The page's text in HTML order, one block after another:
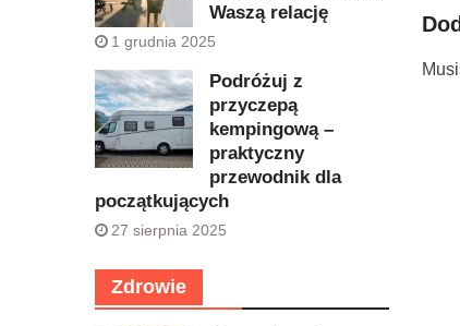
Waszą relację
1 grudnia 2025
Podróżuj z
przyczepą
kempingową –
praktyczny
przewodnik dla
początkujących
27 sierpnia 2025
Zdrowie